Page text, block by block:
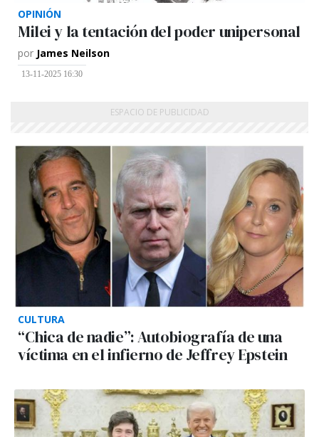
OPINIÓN
Milei y la tentación del poder unipersonal
por James Neilson
13-11-2025 16:30
CULTURA
“Chica de nadie”: Autobiografía de una
víctima en el infierno de Jeffrey Epstein